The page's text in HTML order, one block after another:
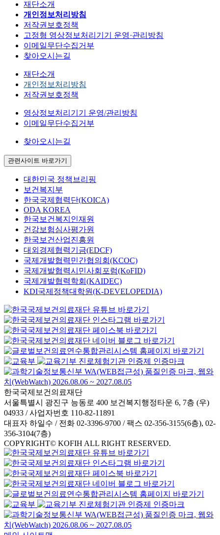
재단소개
개인정보처리방침
저작권보호정책
고정형 영상정보처리기기 운영·관리방침
이메일무단수집거부
찾아오시는길
재단소개
개인정보처리방침
저작권보호정책
영상정보처리기기 운영/관리방침
이메일무단수집거부
찾아오시는길
관련사이트 바로가기
대한민국 정책브리핑
보건복지부
한국국제협력단(KOICA)
ODA KOREA
한국보건복지인재원
건강보험심사평가원
한국보건산업진흥원
대외경제협력기금(EDCF)
국제개발협력민간협의회(KCOC)
국제개발협력시민사회포럼(KoFID)
국제개발협력학회(KAIDEC)
KDI국제정책대학원(K-DEVELOPEDIA)
한국국제보건의료재단
서울특별시 광진구 능동로 400 보건복지행정타운 6, 7층 (우)
04933 / 사업자번호 110-82-11891
대표자 하일수 / 전화 02-3396-9700 / 팩스 02-356-3155(6층), 02-
356-3104(7층)
COPYRIGHT© KOFIH ALL RIGHT RESERVED.